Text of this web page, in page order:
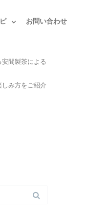
お問い合わせ
間製茶による
み方をご紹介